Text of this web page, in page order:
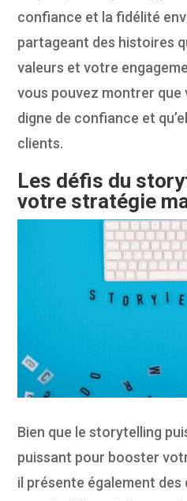
confiance et la fidélité
partageant des histoires
valeurs et votre
vous pouvez montrer
digne de confiance et
clients.
Les défis du
votre stratégie
Bien que le storytelling
puissant pour booster
il présente également des